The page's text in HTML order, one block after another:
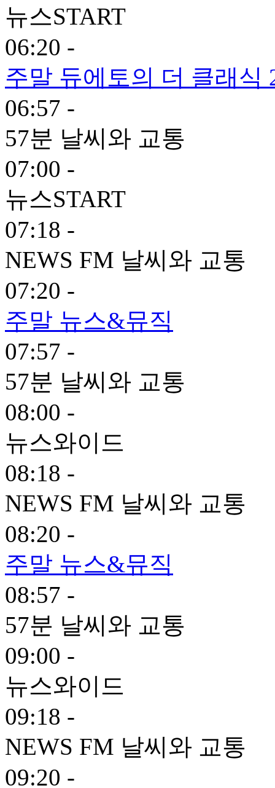
뉴스START
06:20 -
주말 듀에토의 더 클래식
06:57 -
57분 날씨와 교통
07:00 -
뉴스START
07:18 -
NEWS FM 날씨와 교통
07:20 -
주말 뉴스&뮤직
07:57 -
57분 날씨와 교통
08:00 -
뉴스와이드
08:18 -
NEWS FM 날씨와 교통
08:20 -
주말 뉴스&뮤직
08:57 -
57분 날씨와 교통
09:00 -
뉴스와이드
09:18 -
NEWS FM 날씨와 교통
09:20 -